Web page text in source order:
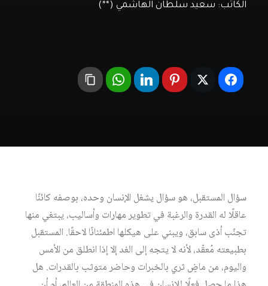
الكاتب: سعيد سلطان الهاشمي (**)
سؤال المستقبل، هو سؤال يشغل الإنسان وحده، بوصفه كائنًا
عاقلًا له القدرة والرغبة في تطوير مهارات وأساليب، يبتغي منها
تجنّب أذى سابق، ويبني على هيكلها اطمئنانًا لاحقًا. المستقبل
بطبيعته مُعقّد، لأنه لا يتجه إلى الغد إلا إذا انطلق من الأمس
واليوم، من ماضٍ ثري بالخبرات وحاضر متوثب بالقدرات. هل